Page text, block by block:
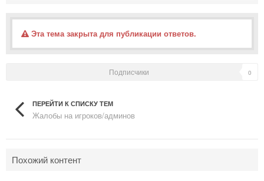
Эта тема закрыта для публикации ответов.
Подписчики 0
ПЕРЕЙТИ К СПИСКУ ТЕМ
Жалобы на игроков/админов
Похожий контент